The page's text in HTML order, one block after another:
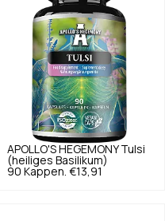
APOLLO'S HEGEMONY Tulsi
(heiliges Basilikum)
90 Kappen. €13,91